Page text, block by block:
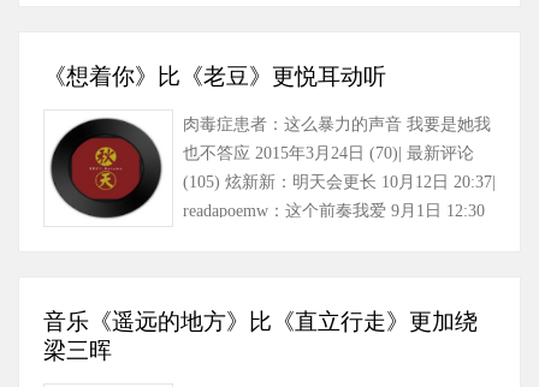
《想着你》比《老豆》更悦耳动听
肉毒症患者：这么暴力的声音 我要是她我
也不答应 2015年3月24日 (70)| 最新评论
(105) 炫新新：明天会更长 10月12日 20:37|
readapoemw：这个前奏我爱 9月1日 12:30
音乐《遥远的地方》比《直立行走》更加绕
梁三晖